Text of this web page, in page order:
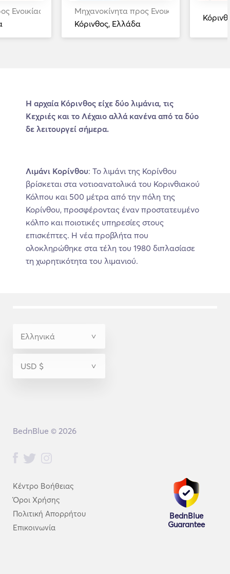
Ενοικίαση
Μηχανοκίνητα προς Ενοικίαση
Κόρινθος, Ελλάδα
Η αρχαία Κόρινθος είχε δύο λιμάνια, τις
Κεχριές και το Λέχαιο αλλά κανένα από τα δύο
δε λειτουργεί σήμερα.
Λιμάνι Κορίνθου: Το λιμάνι της Κορίνθου
βρίσκεται στα νοτιοανατολικά του Κορινθιακού
Κόλπου και 500 μέτρα από την πόλη της
Κορίνθου, προσφέροντας έναν προστατευμένο
κόλπο και ποιοτικές υπηρεσίες στους
επισκέπτες. Η νέα προβλήτα που
ολοκληρώθηκε στα τέλη του 1980 διπλασίασε
τη χωρητικότητα του λιμανιού.
Κέντρο Βοήθειας
Όροι Χρήσης
Πολιτική Απορρήτου
Επικοινωνία
BednBlue
Guarantee
BednBlue © 2026